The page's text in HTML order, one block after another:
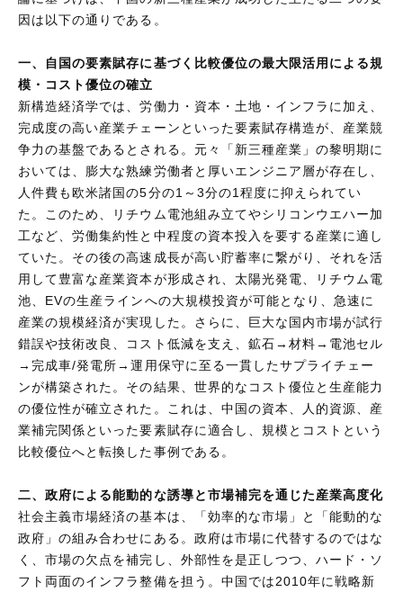
因は以下の通りである。
一、自国の要素賦存に基づく比較優位の最大限活用による規
模・コスト優位の確立
新構造経済学では、労働力・資本・土地・インフラに加え、
完成度の高い産業チェーンといった要素賦存構造が、産業競
争力の基盤であるとされる。元々「新三種産業」の黎明期に
おいては、膨大な熟練労働者と厚いエンジニア層が存在し、
人件費も欧米諸国の5分の1～3分の1程度に抑えられてい
た。このため、リチウム電池組み立てやシリコンウエハー加
工など、労働集約性と中程度の資本投入を要する産業に適し
ていた。その後の高速成長が高い貯蓄率に繋がり、それを活
用して豊富な産業資本が形成され、太陽光発電、リチウム電
池、EVの生産ラインへの大規模投資が可能となり、急速に
産業の規模経済が実現した。さらに、巨大な国内市場が試行
錯誤や技術改良、コスト低減を支え、鉱石→材料→電池セル
→完成車/発電所→運用保守に至る一貫したサプライチェー
ンが構築された。その結果、世界的なコスト優位と生産能力
の優位性が確立された。これは、中国の資本、人的資源、産
業補完関係といった要素賦存に適合し、規模とコストという
比較優位へと転換した事例である。
二、政府による能動的な誘導と市場補完を通じた産業高度化
社会主義市場経済の基本は、「効率的な市場」と「能動的な
政府」の組み合わせにある。政府は市場に代替するのではな
く、市場の欠点を補完し、外部性を是正しつつ、ハード・ソ
フト両面のインフラ整備を担う。中国では2010年に戦略新